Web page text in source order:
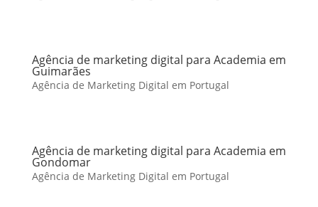
Agência de marketing digital para Academia em
Guimarães
Agência de Marketing Digital em Portugal
Agência de marketing digital para Academia em
Gondomar
Agência de Marketing Digital em Portugal